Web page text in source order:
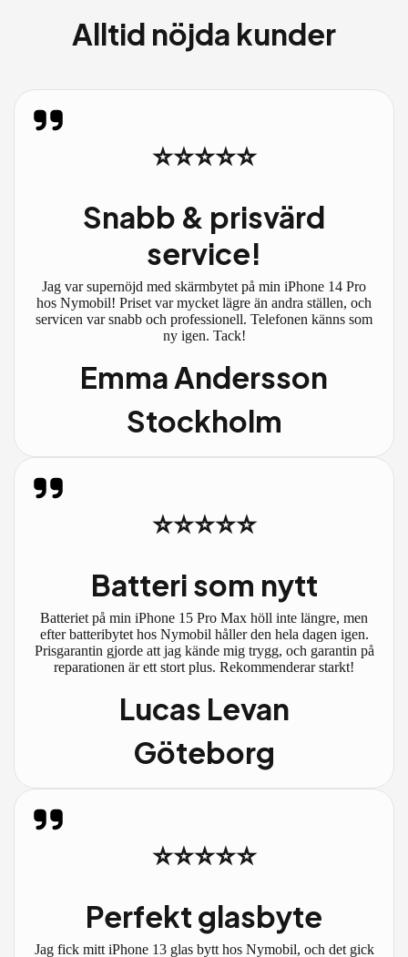
Alltid nöjda kunder
⭐⭐⭐⭐⭐
Snabb & prisvärd
service!
Jag var supernöjd med skärmbytet på min iPhone 14 Pro
hos Nymobil! Priset var mycket lägre än andra ställen, och
servicen var snabb och professionell. Telefonen känns som
ny igen. Tack!
Emma Andersson
Stockholm
⭐⭐⭐⭐⭐
Batteri som nytt
Batteriet på min iPhone 15 Pro Max höll inte längre, men
efter batteribytet hos Nymobil håller den hela dagen igen.
Prisgarantin gjorde att jag kände mig trygg, och garantin på
reparationen är ett stort plus. Rekommenderar starkt!
Lucas Levan
Göteborg
⭐⭐⭐⭐⭐
Perfekt glasbyte
Jag fick mitt iPhone 13 glas bytt hos Nymobil, och det gick